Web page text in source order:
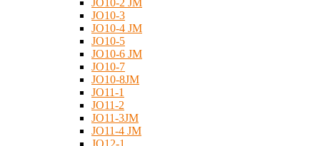
JO10-2 JM
JO10-3
JO10-4 JM
JO10-5
JO10-6 JM
JO10-7
JO10-8JM
JO11-1
JO11-2
JO11-3JM
JO11-4 JM